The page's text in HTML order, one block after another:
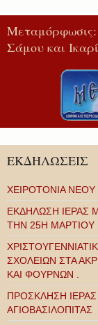
Μεταμόρφωσις:
Σάμου και
ΕΚΔΗΛΩΣΕΙΣ
ΧΕΙΡΟΤΟΝΙΑ
ΕΚΔΗΛΩΣΗ ΙΕΡΑΣ
ΤΗΝ 25Η ΜΑΡΤΙΟΥ
ΣΧΟΛΕΙΩΝ ΣΤΑ
ΚΑΙ ΦΟΥΡΝΩΝ .
ΠΡΟΣΚΛΗΣΗ
ΑΓΙΟΒΑΣΙΛΟΠΙΤΑΣ